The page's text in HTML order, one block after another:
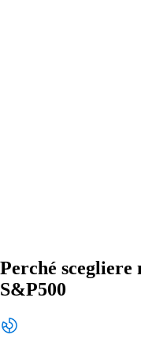
Perché
S&P500